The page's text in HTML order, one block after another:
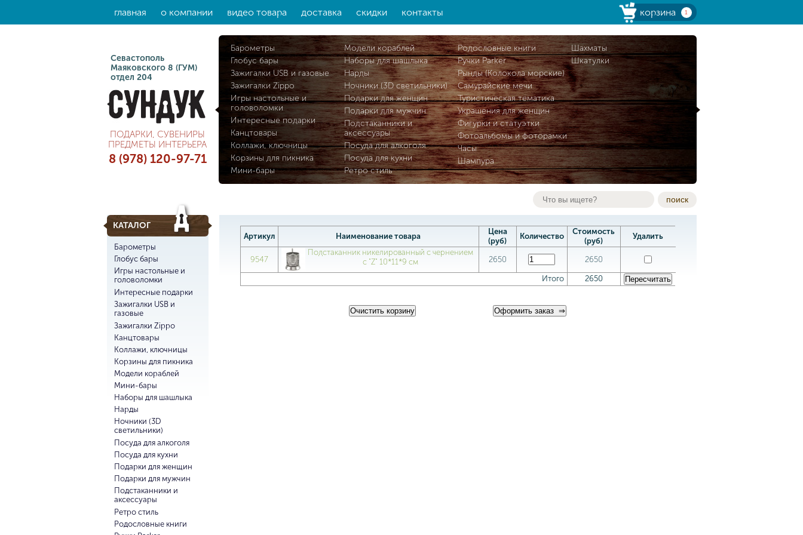
главная о компании видео товара доставка скидки контакты корзина 1
Севастополь
Маяковского 8 (ГУМ)
отдел 204
ПОДАРКИ, СУВЕНИРЫ
ПРЕДМЕТЫ ИНТЕРЬЕРА
8 (978) 120-97-71
Барометры
Глобус бары
Зажигалки USB и газовые
Зажигалки Zippo
Игры настольные и
головоломки
Интересные подарки
Канцтовары
Коллажи, ключницы
Корзины для пикника
Мини-бары
Модели кораблей
Наборы для шашлыка
Нарды
Ночники (3D светильники)
Подарки для женщин
Подарки для мужчин
Подстаканники и
аксессуары
Посуда для алкоголя
Посуда для кухни
Ретро стиль
Родословные книги
Ручки Parker
Рынды (Колокола морские)
Самурайские мечи
Туристическая тематика
Украшения для женщин
Фигурки и статуэтки
Фотоальбомы и фоторамки
Часы
Шампура
Шахматы
Шкатулки
поиск
КАТАЛОГ
Барометры
Глобус бары
Игры настольные и
головоломки
Интересные подарки
Зажигалки USB и
газовые
Зажигалки Zippo
Канцтовары
Коллажи, ключницы
Корзины для пикника
Модели кораблей
Мини-бары
Наборы для шашлыка
Нарды
Ночники (3D
светильники)
Посуда для алкоголя
Посуда для кухни
Подарки для женщин
Подарки для мужчин
Подстаканники и
аксессуары
Ретро стиль
Родословные книги
Артикул Наименование товара
Цена
(руб)
Количество
Стоимость
(руб)
Удалить
9547
Подстаканник никелированный с чернением
с "Z" 10*11*9 см
2650 2650
Итого 2650